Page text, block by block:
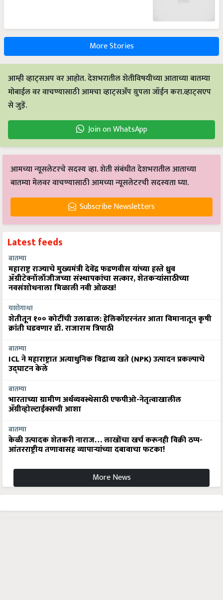
More Stories
आम्ही व्हाट्सअप वर आहोत. देशभरातील शेतीविषयीच्या आताच्या बातम्या
मोबाईल वर वाचण्यासाठी आमचा व्हाट्सअँप ग्रुपला जॉईन करा.व्हाट्सएप
से जुड़ें.
Join on WhatsApp
आमच्या न्यूसलेटरचे सदस्य व्हा. शेती संबंधीत देशभरातील आताच्या
बातम्या मेलवर वाचण्यासाठी आमच्या न्यूसलेटरची सदस्यता घ्या.
Subscribe Newsletters
Latest feeds
बातम्या
महाराष्ट्र राज्याचे मुख्यमंत्री देवेंद्र फडणवीस यांच्या हस्ते ध्रुव
ॲग्रीटेक्नॉलॉजीजच्या संस्थापकांचा सत्कार, शेतकऱ्यांसाठीच्या
नवसंशोधनाला मिळाली नवी ओळख!
यशोगाथा
शेतीतून १०० कोटींची उलाढाल: हेलिकॉप्टरनंतर आता विमानातून कृषी
क्रांती घडवणार डॉ. राजाराम त्रिपाठी
बातम्या
ICL ने महाराष्ट्रात अत्याधुनिक विद्राव्य खते (NPK) उत्पादन प्रकल्पाचे
उद्घाटन केले
बातम्या
भारताच्या ग्रामीण अर्थव्यवस्थेसाठी एफपीओ-नेतृत्वाखालील
अ‍ॅग्रीव्होल्टाईक्सची आशा
बातम्या
केळी उत्पादक शेतकरी नाराज… लाखोंचा खर्च करूनही विक्री ठप्प-
आंतरराष्ट्रीय तणावासह व्यापाऱ्यांच्या दबावाचा फटका!
More News